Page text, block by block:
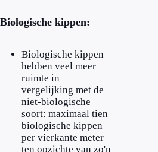
Biologische kippen:
Biologische kippen
hebben veel meer
ruimte in
vergelijking met de
niet-biologische
soort: maximaal tien
biologische kippen
per vierkante meter
ten opzichte van zo'n